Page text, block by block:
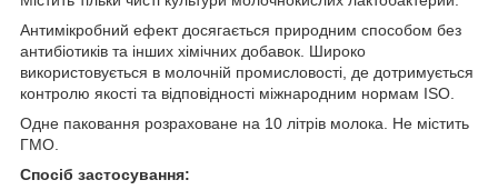
Антимікробний ефект досягається природним способом без
антибіотиків та інших хімічних добавок. Широко
використовується в молочній промисловості, де дотримується
контролю якості та відповідності міжнародним нормам ISO.
Одне паковання розраховане на 10 літрів молока. Не містить
ГМО.
Спосіб застосування: